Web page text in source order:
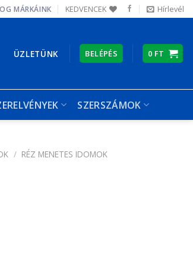
MÁRKÁINK KEDVENCEK Hírlevél
ÜZLETÜNK BELÉPÉS 0 FT
SZERSZÁMOK
/ RÉZ MENETES IDOMOK